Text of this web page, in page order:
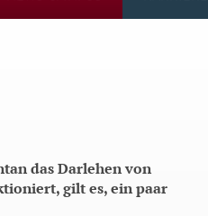
das Darlehen von
gilt es, ein paar